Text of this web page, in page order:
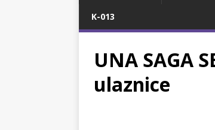
K-013
UNA SAGA
ulaznice